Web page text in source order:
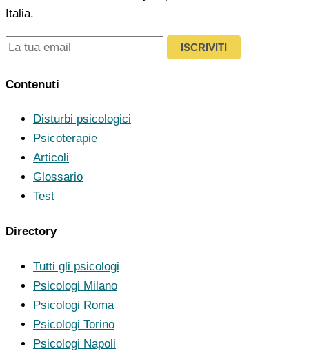
Italia.
ISCRIVITI
Contenuti
Disturbi psicologici
Psicoterapie
Articoli
Glossario
Test
Directory
Tutti gli psicologi
Psicologi Milano
Psicologi Roma
Psicologi Torino
Psicologi Napoli